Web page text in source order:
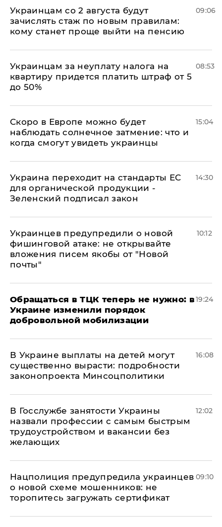
Украинцам со 2 августа будут
зачислять стаж по новым правилам:
кому станет проще выйти на пенсию
09:06
Украинцам за неуплату налога на
квартиру придется платить штраф от 5
до 50%
08:53
Скоро в Европе можно будет
наблюдать солнечное затмение: что и
когда смогут увидеть украинцы
15:04
Украина переходит на стандарты ЕС
для органической продукции -
Зеленский подписал закон
14:30
Украинцев предупредили о новой
фишинговой атаке: не открывайте
вложения писем якобы от "Новой
почты"
10:12
Обращаться в ТЦК теперь не нужно: в
Украине изменили порядок
добровольной мобилизации
19:24
В Украине выплаты на детей могут
существенно вырасти: подробности
законопроекта Минсоцполитики
16:08
В Госслужбе занятости Украины
назвали профессии с самым быстрым
трудоустройством и вакансии без
желающих
12:02
Нацполиция предупредила украинцев
о новой схеме мошенников: не
торопитесь загружать сертификат
09:10